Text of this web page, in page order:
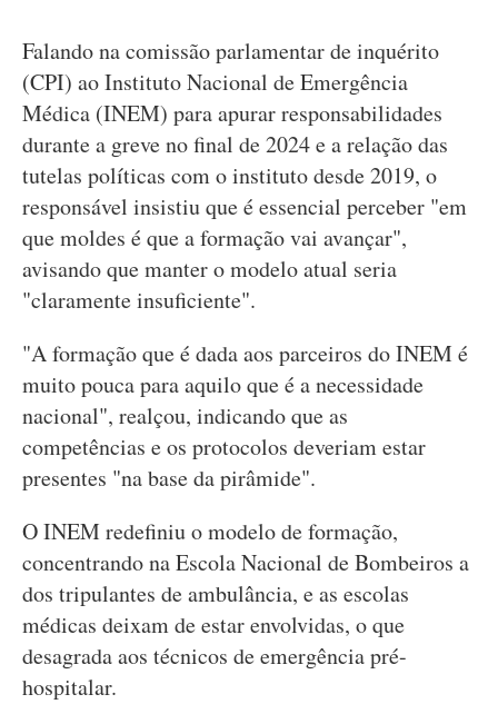
Falando na comissão parlamentar de inquérito
(CPI) ao Instituto Nacional de Emergência
Médica (INEM) para apurar responsabilidades
durante a greve no final de 2024 e a relação das
tutelas políticas com o instituto desde 2019, o
responsável insistiu que é essencial perceber "em
que moldes é que a formação vai avançar",
avisando que manter o modelo atual seria
"claramente insuficiente".
"A formação que é dada aos parceiros do INEM é
muito pouca para aquilo que é a necessidade
nacional", realçou, indicando que as
competências e os protocolos deveriam estar
presentes "na base da pirâmide".
O INEM redefiniu o modelo de formação,
concentrando na Escola Nacional de Bombeiros a
dos tripulantes de ambulância, e as escolas
médicas deixam de estar envolvidas, o que
desagrada aos técnicos de emergência pré-
hospitalar.